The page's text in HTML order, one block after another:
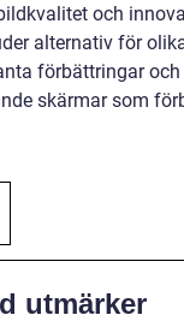
och
alternativ för
förbättringar och
skärmar som
utmärker